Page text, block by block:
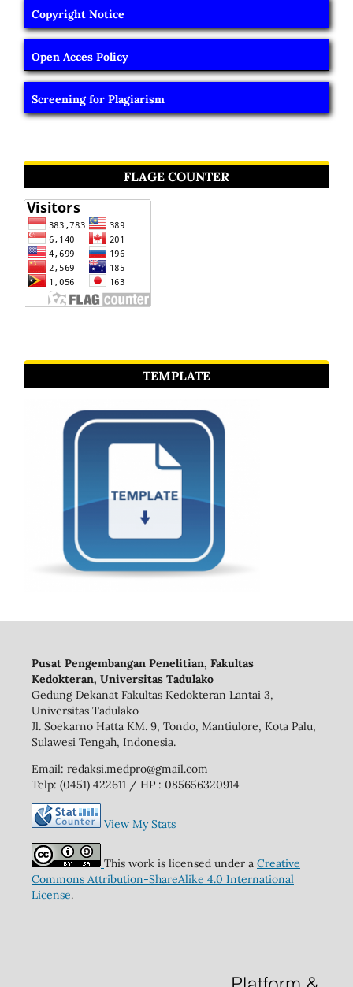
Copyright Notice
Open Acces Policy
Screening for Plagiarism
FLAGE COUNTER
TEMPLATE
Pusat Pengembangan Penelitian, Fakultas
Kedokteran, Universitas Tadulako
Gedung Dekanat Fakultas Kedokteran Lantai 3,
Universitas Tadulako
Jl. Soekarno Hatta KM. 9, Tondo, Mantiulore, Kota Palu,
Sulawesi Tengah, Indonesia.
Email: redaksi.medpro@gmail.com
Telp: (0451) 422611 / HP : 085656320914
View My Stats
This work is licensed under a Creative
Commons Attribution-ShareAlike 4.0 International
License.